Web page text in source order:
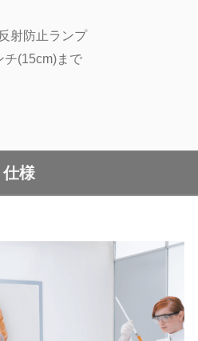
射防止ランプ
チ(15cm)まで
仕様